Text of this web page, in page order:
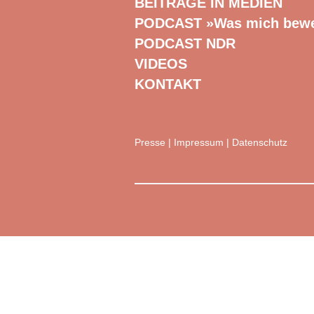
PODCAST »Was mich
PODCAST NDR
VIDEOS
KONTAKT
Presse Impressum Datenschutz